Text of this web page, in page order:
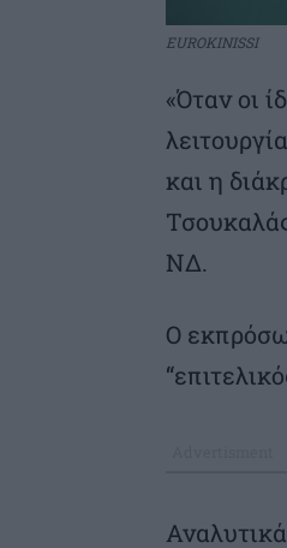
EUROKINISSI
«Όταν οι
και η
ΝΔ.
Ο